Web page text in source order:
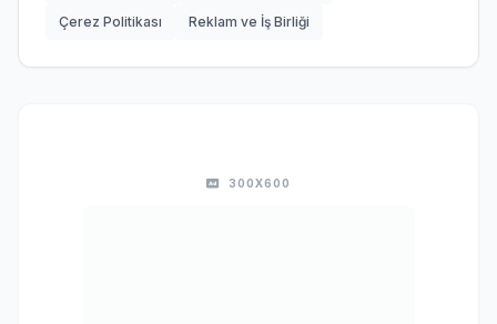
Çerez Politikası Reklam ve İş Birliği
300X600